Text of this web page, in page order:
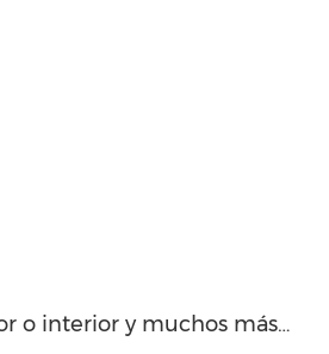
o interior y muchos más…